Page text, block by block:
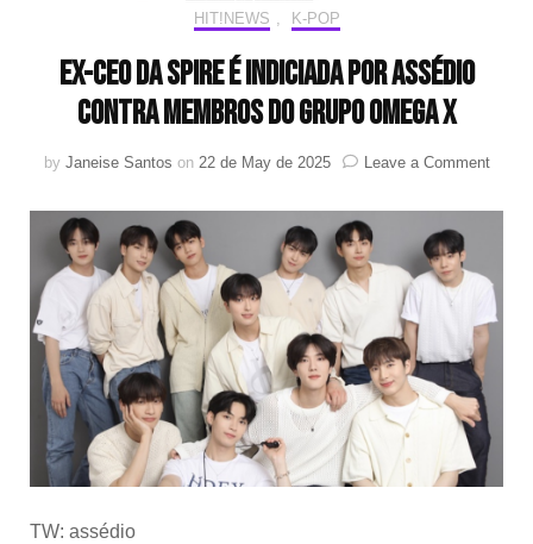
HIT!NEWS K-POP
Ex-CEO da Spire é indiciada por assédio
contra membros do grupo OMEGA X
by Janeise Santos on 22 de May de 2025 Leave a Commenton
CEO
é
por
do
grupo
TW: assédio